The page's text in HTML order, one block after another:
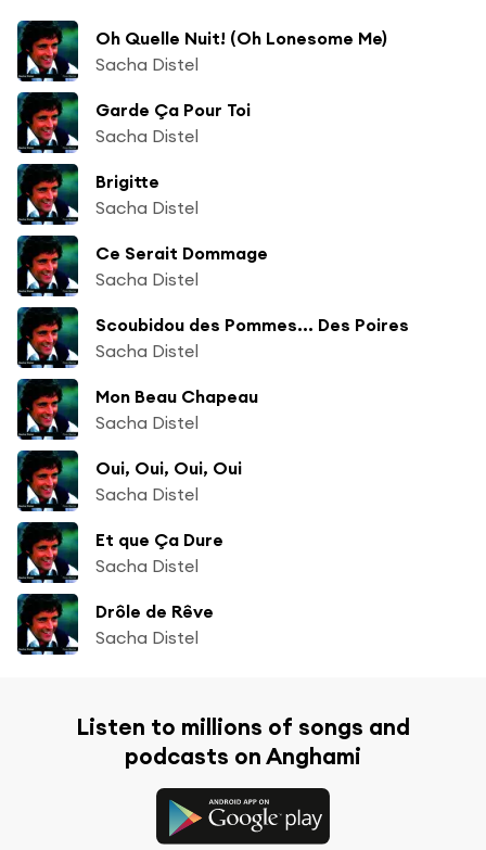
Oh Quelle Nuit! (Oh Lonesome Me)
Sacha Distel
Garde Ça Pour Toi
Sacha Distel
Brigitte
Sacha Distel
Ce Serait Dommage
Sacha Distel
Scoubidou des Pommes... Des Poires
Sacha Distel
Mon Beau Chapeau
Sacha Distel
Oui, Oui, Oui, Oui
Sacha Distel
Et que Ça Dure
Sacha Distel
Drôle de Rêve
Sacha Distel
Listen to millions of songs and
podcasts on Anghami